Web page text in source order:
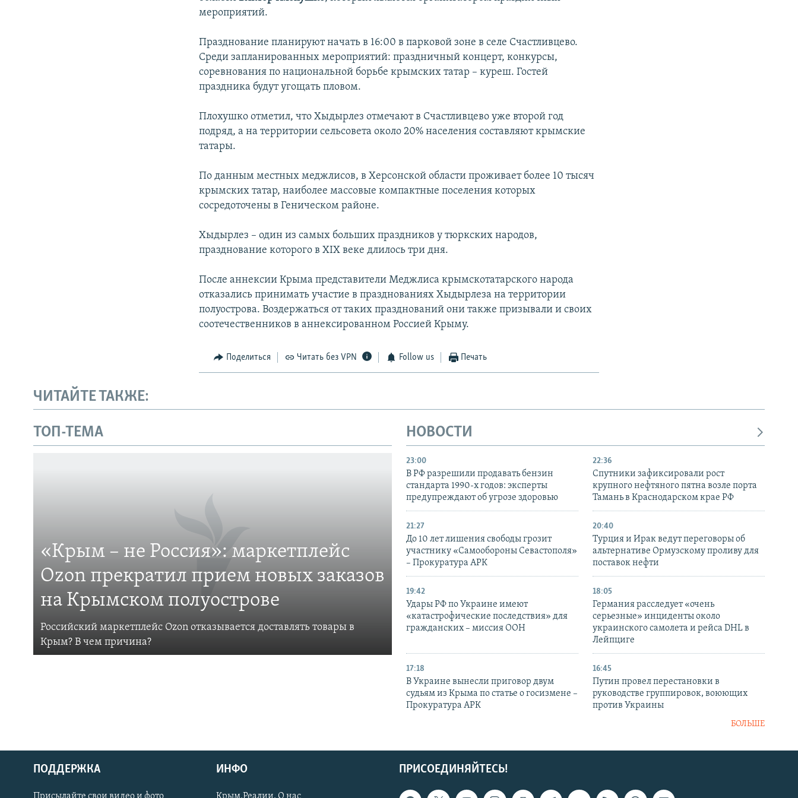
Українською
мероприятий.
Празднование планируют начать в 16:00 в парковой зоне в селе Счастливцево.
Среди запланированных мероприятий: праздничный концерт, конкурсы,
соревнования по национальной борьбе крымских татар – куреш. Гостей
праздника будут угощать пловом.
Плохушко отметил, что Хыдырлез отмечают в Счастливцево уже второй год
подряд, а на территории сельсовета около 20% населения составляют крымские
татары.
По данным местных меджлисов, в Херсонской области проживает более 10 тысяч
крымских татар, наиболее массовые компактные поселения которых
сосредоточены в Геническом районе.
Хыдырлез – один из самых больших праздников у тюркских народов,
празднование которого в XIX веке длилось три дня.
После аннексии Крыма представители Меджлиса крымскотатарского народа
отказались принимать участие в празднованиях Хыдырлеза на территории
полуострова. Воздержаться от таких празднований они также призывали и своих
соотечественников в аннексированном Россией Крыму.
Поделиться Читать без VPN Follow us Печать
ЧИТАЙТЕ ТАКЖЕ:
ТОП-ТЕМА
«Крым – не Россия»: маркетплейс
Ozon прекратил прием новых заказов
на Крымском полуострове
Российский маркетплейс Ozon отказывается доставлять товары в
Крым? В чем причина?
НОВОСТИ
23:00
В РФ разрешили продавать бензин
стандарта 1990-х годов: эксперты
предупреждают об угрозе здоровью
22:36
Спутники зафиксировали рост
крупного нефтяного пятна возле порта
Тамань в Краснодарском крае РФ
21:27
До 10 лет лишения свободы грозит
участнику «Самообороны Севастополя»
– Прокуратура АРК
20:40
Турция и Ирак ведут переговоры об
альтернативе Ормузскому проливу для
поставок нефти
19:42
Удары РФ по Украине имеют
«катастрофические последствия» для
гражданских – миссия ООН
18:05
Германия расследует «очень
серьезные» инциденты около
украинского самолета и рейса DHL в
Лейпциге
17:18
В Украине вынесли приговор двум
судьям из Крыма по статье о госизмене –
Прокуратура АРК
16:45
Путин провел перестановки в
руководстве группировок, воюющих
против Украины
БОЛЬШЕ
ПРИСОЕДИНЯЙТЕСЬ!
ПОДДЕРЖКА ИНФО